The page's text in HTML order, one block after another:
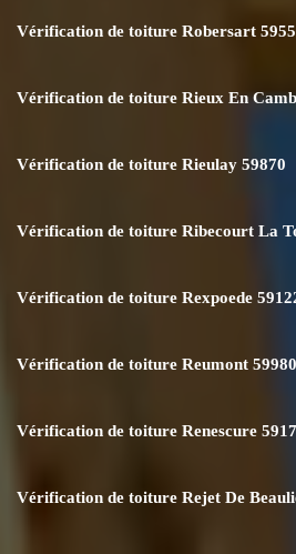
Vérification de toiture Robersart
Vérification de toiture Rieux En
Vérification de toiture Rieulay 59870
Vérification de toiture Ribecourt La
Vérification de toiture Rexpoede
Vérification de toiture Reumont 59980
Vérification de toiture Renescure
Vérification de toiture Rejet De